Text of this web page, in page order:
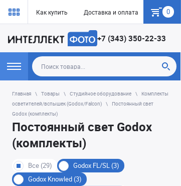
Как купить Доставка и оплата Гарантия
0
+7 (343) 350-22-33
Главная Товары Студийное оборудование
Комплекты
осветителей/вспышек (Godox/Falcon)
Постоянный свет
Godox (комплекты)
Постоянный свет Godox
(комплекты)
Все (29)
Godox FL/SL (3)
Godox Knowled (3)